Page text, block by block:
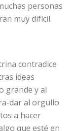
personas
muy difícil.
contradice
ideas
grande y al
dar al orgullo
a hacer
que esté en